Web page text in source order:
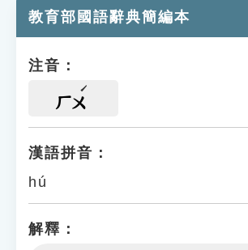
教育部國語辭典簡編本
注音：
ㄏㄨ
漢語拼音：
hú
解釋：